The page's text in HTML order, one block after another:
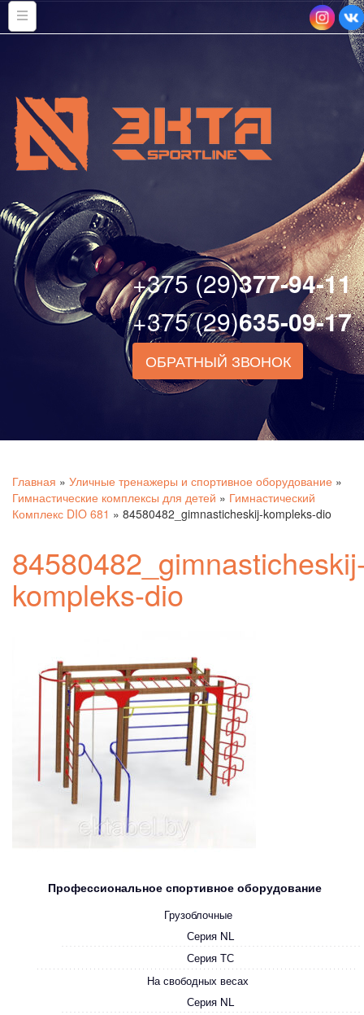
+375 (29)377-94-11
+375 (29)635-09-17
ОБРАТНЫЙ ЗВОНОК
Главная » Уличные тренажеры и спортивное оборудование »
Гимнастические комплексы для детей » Гимнастический
Комплекс DIO 681 » 84580482_gimnasticheskij-kompleks-dio
Профессиональное спортивное оборудование
Грузоблочные
Серия NL
Серия ТС
На свободных весах
Серия NL
kompleks-dio